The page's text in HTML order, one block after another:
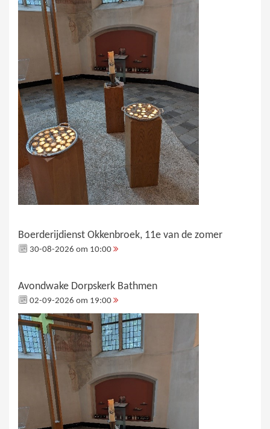
Boerderijdienst Okkenbroek, 11e van de zomer
30-08-2026 om 10:00
Avondwake Dorpskerk Bathmen
02-09-2026 om 19:00